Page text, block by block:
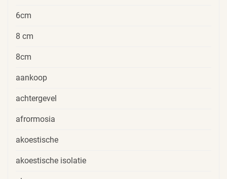
6cm
8 cm
8cm
aankoop
achtergevel
afrormosia
akoestische
akoestische isolatie